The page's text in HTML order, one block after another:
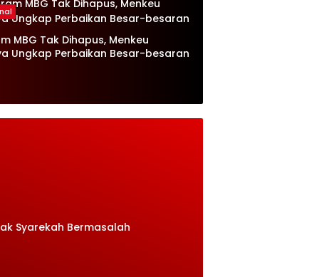
MBG Tak Dihapus, Menkeu
Ungkap Perbaikan Besar-besaran
Syarekah Bermasalah